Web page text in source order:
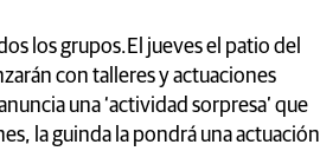
los grupos.El jueves el patio del
con talleres y actuaciones
una ‘actividad sorpresa’ que
la guinda la pondrá una actuación